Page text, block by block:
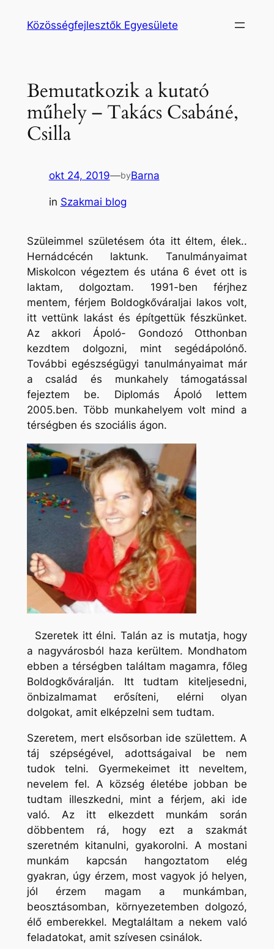
Közösségfejlesztők Egyesülete
Bemutatkozik a kutató
műhely – Takács Csabáné,
Csilla
okt 24, 2019—byBarna
in Szakmai blog
Szüleimmel születésem óta itt éltem, élek..
Hernádcécén laktunk. Tanulmányaimat
Miskolcon végeztem és utána 6 évet ott is
laktam, dolgoztam. 1991-ben férjhez
mentem, férjem Boldogkőváraljai lakos volt,
itt vettünk lakást és építgettük fészkünket.
Az akkori Ápoló- Gondozó Otthonban
kezdtem dolgozni, mint segédápolónő.
További egészségügyi tanulmányaimat már
a család és munkahely támogatással
fejeztem be. Diplomás Ápoló lettem
2005.ben. Több munkahelyem volt mind a
térségben és szociális ágon.
Szeretek itt élni. Talán az is mutatja, hogy
a nagyvárosból haza kerültem. Mondhatom
ebben a térségben találtam magamra, főleg
Boldogkőváralján. Itt tudtam kiteljesedni,
önbizalmamat erősíteni, elérni olyan
dolgokat, amit elképzelni sem tudtam.
Szeretem, mert elsősorban ide születtem. A
táj szépségével, adottságaival be nem
tudok telni. Gyermekeimet itt neveltem,
nevelem fel. A község életébe jobban be
tudtam illeszkedni, mint a férjem, aki ide
való. Az itt elkezdett munkám során
döbbentem rá, hogy ezt a szakmát
szeretném kitanulni, gyakorolni. A mostani
munkám kapcsán hangoztatom elég
gyakran, úgy érzem, most vagyok jó helyen,
jól érzem magam a munkámban,
beosztásomban, környezetemben dolgozó,
élő emberekkel. Megtaláltam a nekem való
feladatokat, amit szívesen csinálok.